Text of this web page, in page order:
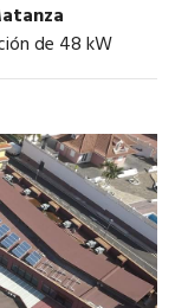
de 48 kW